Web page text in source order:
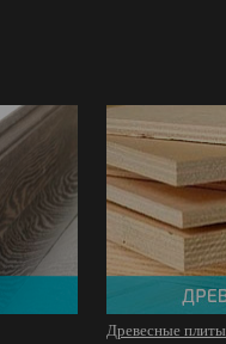
Древесные плиты